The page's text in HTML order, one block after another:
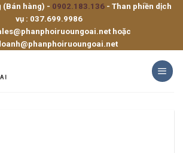
(Bán hàng) - 0902.183.136 - Than phiền dịch
vụ : 037.699.9986
hoặc